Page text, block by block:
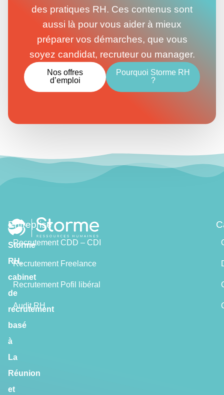
des pratiques RH. Ces contenus sont
aussi là pour vous aider à mieux
préparer vos démarches, que vous
soyez candidat, recruteur ou manager.
Nos offres
d’emploi
Pourquoi Storme RH
?
Storme
RH,
cabinet
de
recrutement
basé
à
La
Réunion
et
Entreprise
Recrutement CDD – CDI
Recrutement Freelance
Recrutement Pofil libéral
Audit RH